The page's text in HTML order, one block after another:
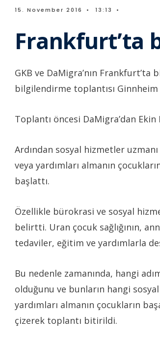
15. November 2016 • 13:13 •
Frankfurt’ta
GKB ve DaMigra’nın
bilgilendirme toplantısı Ginnheim
Toplantı öncesi DaMigra’dan
Ardından sosyal hizmetler
veya yardımları almanın
başlattı.
Özellikle bürokrasi ve sosyal
belirtti. Uran çocuk sağlığının,
tedaviler, eğitim ve yardımlarla
Bu nedenle zamanında, hangi
olduğunu ve bunların hangi
yardımları almanın çocukların
çizerek toplantı bitirildi.